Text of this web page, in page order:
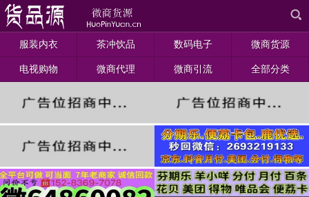
服装内衣 茶冲饮品 数码电子 微商货源
电视购物 微商代理 微商引流 全部分类